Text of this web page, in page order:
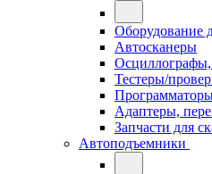
Оборудование
Автосканеры
Осциллографы,
Тестеры/
Адаптеры,
Запчасти для
Автоподъемники